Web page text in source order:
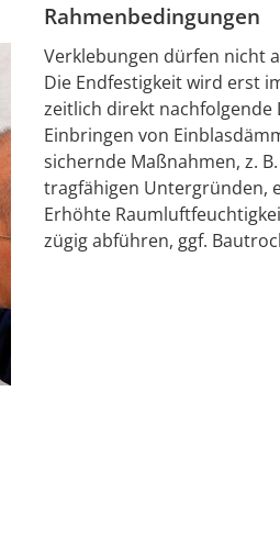
Rahmenbedingungen
Verklebungen dürfen nicht
Die Endfestigkeit wird erst
zeitlich direkt
Einbringen von
sichernde Maßnahmen, z.
tragfähigen Untergründen,
Erhöhte
zügig abführen, ggf.